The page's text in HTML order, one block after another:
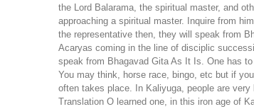
the Lord Balarama, the spiritual master, and
approaching a spiritual master. Inquire from
the representative then, they will speak from
Acaryas coming in the line of disciplic
speak from Bhagavad Gita As It Is. One has
You may think, horse race, bingo, etc but if
often takes place. In Kaliyuga, people are
Translation O learned one, in this iron age of